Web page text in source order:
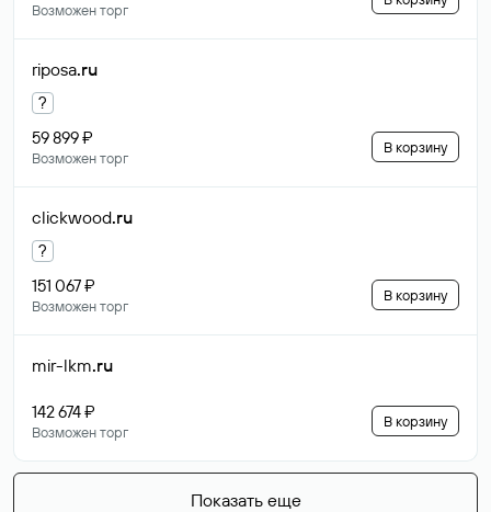
Возможен торг
riposa.ru
?
59 899 ₽
Возможен торг
В корзину
clickwood.ru
?
151 067 ₽
Возможен торг
В корзину
mir-lkm.ru
142 674 ₽
Возможен торг
В корзину
Показать еще